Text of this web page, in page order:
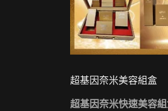
超基因奈米美容組盒
超基因奈米快速美容